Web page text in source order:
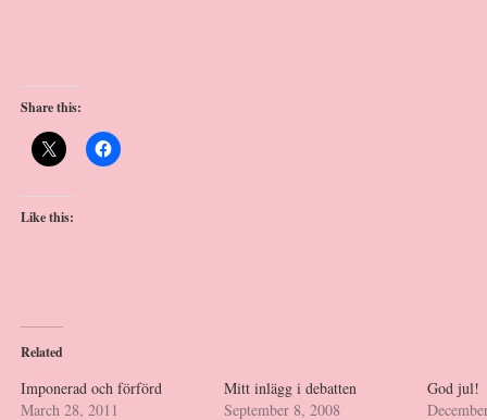
Share this:
Like this:
Related
Imponerad och förförd
March 28, 2011
Mitt inlägg i debatten
September 8, 2008
God jul!